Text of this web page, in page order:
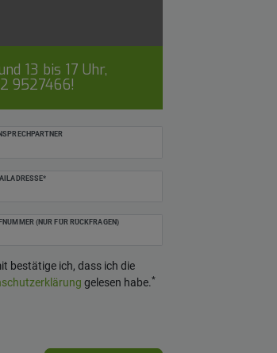
13 bis 17 Uhr,
9527466!
(NUR FÜR RÜCKFRAGEN)
bestätige ich, dass ich die
gelesen habe.*